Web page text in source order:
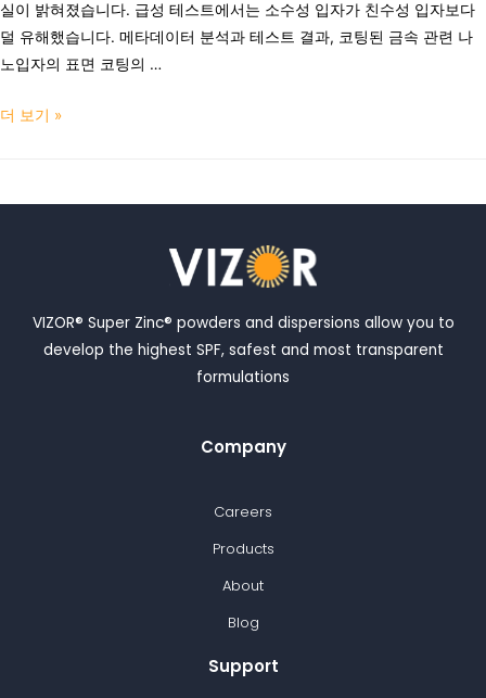
실이 밝혀졌습니다. 급성 테스트에서는 소수성 입자가 친수성 입자보다
덜 유해했습니다. 메타데이터 분석과 테스트 결과, 코팅된 금속 관련 나
노입자의 표면 코팅의 …
더 보기 »
VIZOR® Super Zinc® powders and dispersions allow you to
develop the highest SPF, safest and most transparent
formulations
Company
Careers
Products
About
Blog
Support